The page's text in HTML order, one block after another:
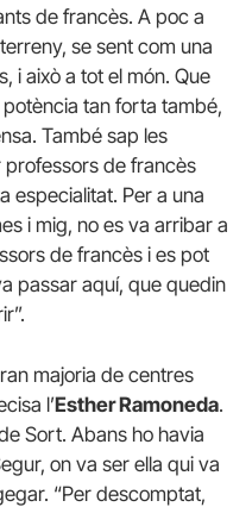
de francès. A poc a
se sent com una
i això a tot el món. Que
tan forta també,
També sap les
de francès
especialitat. Per a una
i mig, no es va arribar a
de francès i es pot
passar aquí, que quedin
majoria de centres
l’Esther Ramoneda.
Sort. Abans ho havia
on va ser ella qui va
“Per descomptat,